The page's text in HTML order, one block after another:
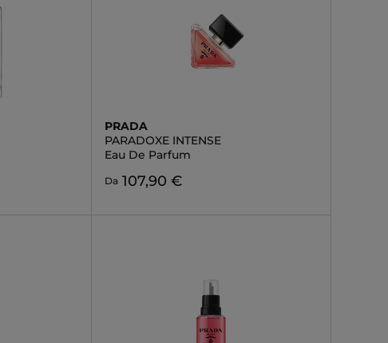
PRADA
PARADOXE INTENSE
Eau De Parfum
Da 107,90 €